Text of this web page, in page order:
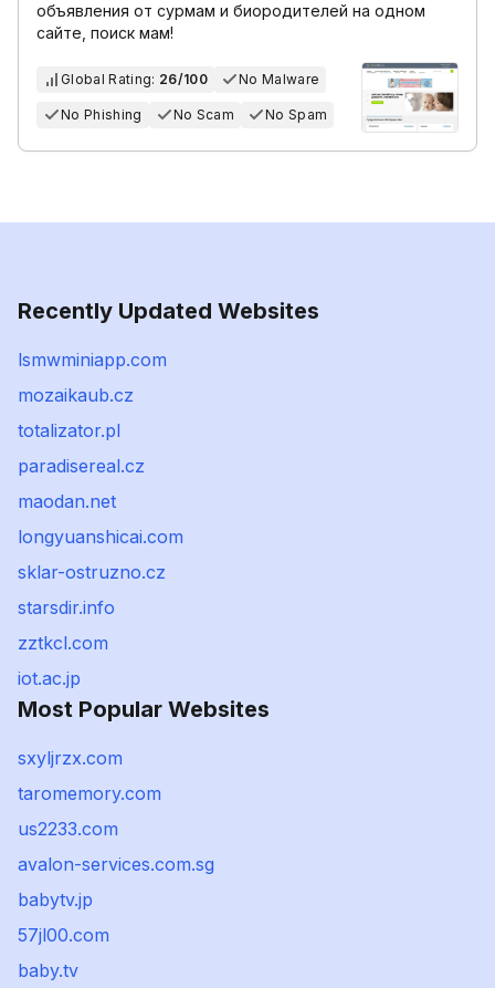
объявления от сурмам и биородителей на одном
сайте, поиск мам!
Global Rating: 26/100 No Malware
No Phishing No Scam No Spam
Recently Updated Websites
lsmwminiapp.com
mozaikaub.cz
totalizator.pl
paradisereal.cz
maodan.net
longyuanshicai.com
sklar-ostruzno.cz
starsdir.info
zztkcl.com
iot.ac.jp
Most Popular Websites
sxyljrzx.com
taromemory.com
us2233.com
avalon-services.com.sg
babytv.jp
57jl00.com
baby.tv